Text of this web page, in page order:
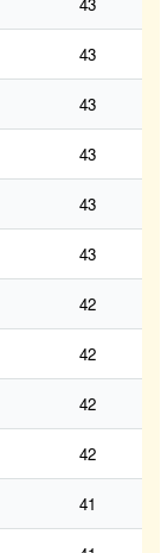
43
43
43
43
43
42
42
42
42
41